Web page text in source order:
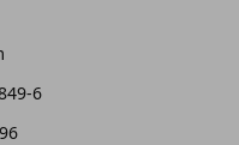
6